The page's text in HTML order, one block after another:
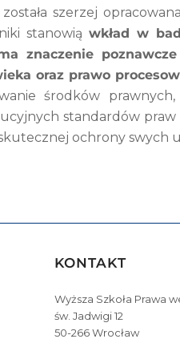
szerzej
stanowią wkład w
znaczenie
oraz prawo
środków
standardów
ochrony swych
KONTAKT
Wyższa Szkoła Prawa
św. Jadwigi 12
50-266 Wrocław